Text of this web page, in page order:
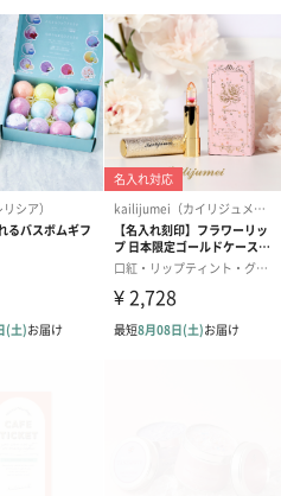
ール装飾（チュ
プ）（720円）
ダンボール装
イトピンク×
ト）（580円）
ます。